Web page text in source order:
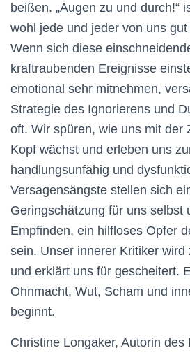
beißen. „Augen zu und durch!“
wohl jede und jeder von uns gut
Wenn sich diese
kraftraubenden Ereignisse
emotional sehr mitnehmen,
Strategie des Ignorierens und
oft. Wir spüren, wie uns mit der
Kopf wächst und erleben uns
handlungsunfähig und
Versagensängste stellen sich
Geringschätzung für uns selbst
Empfinden, ein hilfloses Opfer
sein. Unser innerer Kritiker wird
und erklärt uns für gescheitert.
Ohnmacht, Wut, Scham und
beginnt.
Christine Longaker, Autorin des